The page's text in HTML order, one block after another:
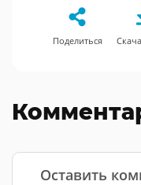
Поделиться
Оставить